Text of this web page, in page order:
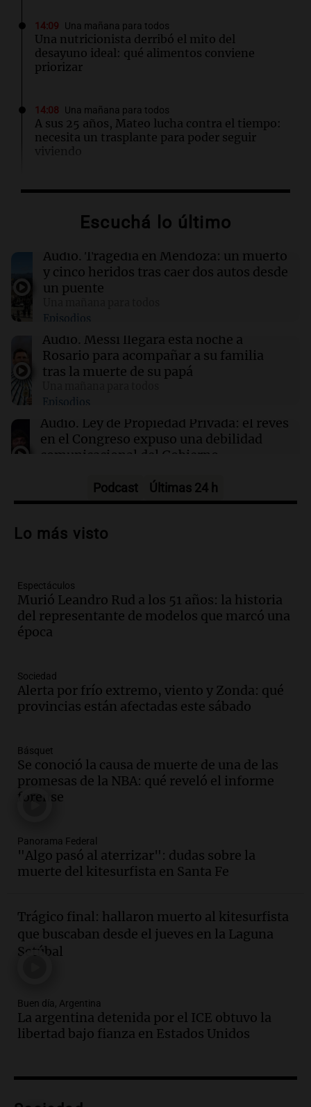
14:09 Una mañana para todos
Una nutricionista derribó el mito del
desayuno ideal: qué alimentos conviene
priorizar
14:08 Una mañana para todos
A sus 25 años, Mateo lucha contra el tiempo:
necesita un trasplante para poder seguir
13:57 Una mañana para todos
heridos tras caer dos autos desde un puente
Sociedad
“Santa Fe te abraza”: el mensaje de Pullaro
tras la muerte de Jorge Messi
13:31 Una mañana para todos
Messi llegará esta noche a Rosario para
acompañar a su familia tras la muerte de su
papá
13:20 Sociedad
“Jorge hizo todo bien”: el mensaje de Chiqui
Tapia tras la muerte del padre de Messi
Escuchá lo último
Audio. Tragedia en Mendoza: un muerto
y cinco heridos tras caer dos autos desde
un puente
Episodios
Audio. Messi llegará esta noche a
Rosario para acompañar a su familia
tras la muerte de su papá
Episodios
Audio. Ley de Propiedad Privada: el revés
en el Congreso expuso una debilidad
comunicacional del Gobierno
Audio.Casabindo se prepara para una
tradicional Toreo de la Vincha
Audio.
Borges, abogada de Pourrain:
"Tres hombres se lo llevaron para
hacerle preguntas y nunca regresó"
Una mañana para todos
Audio.
metros del río Suquía y retiraron hasta
800 kilos de basura por jornada
Audio.La historia de la servilleta que
firmó Jorge Messi para el primer
contrato de Leo con Barcelona
Una mañana para todos
Audio.Joan Gaspart: "Sin Jorge, no sé si
Messi hubiera llegado adonde llegó"
Una mañana para todos
Audio.El orgullo y el sueño argentino de
Jorge Messi en una entrevista con Rony
Vargas en 2007
Audio.El abuelo de Agostina Vega, tras
las nuevas detenciones: "En esa casa
todos tenían algo que ver"
Podcast Últimas 24 h
Lo más visto
Espectáculos
Murió Leandro Rud a los 51 años: la historia
del representante de modelos que marcó una
época
Sociedad
Alerta por frío extremo, viento y Zonda: qué
provincias están afectadas este sábado
Básquet
Se conoció la causa de muerte de una de las
promesas de la NBA: qué reveló el informe
forense
Panorama Federal
"Algo pasó al aterrizar": dudas sobre la
muerte del kitesurfista en Santa Fe
Trágico final: hallaron muerto al kitesurfista
que buscaban desde el jueves en la Laguna
Setúbal
Buen día, Argentina
La argentina detenida por el ICE obtuvo la
libertad bajo fianza en Estados Unidos